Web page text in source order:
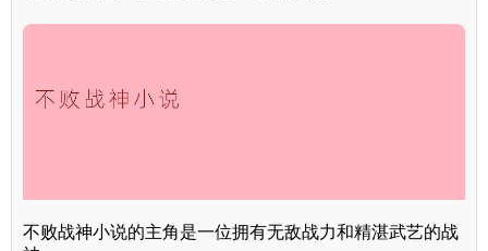
不败战神小说的主角是一位拥有无敌战力和精湛武艺的战